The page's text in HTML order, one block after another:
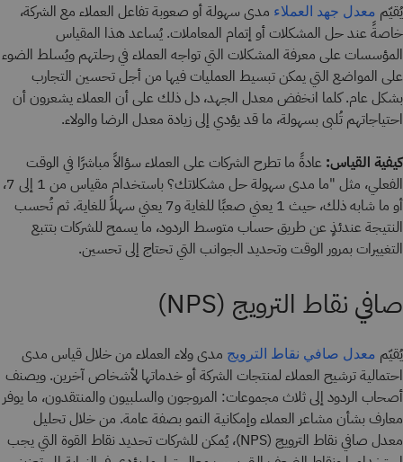
يُقيّم معدل جهد العملاء مدى سهولة أو صعوبة تفاعل العملاء مع الشركة،
خاصةً عند حل المشكلات أو إتمام المعاملات. يُساعد هذا المقياس
المؤسسات على معرفة المشكلات التي تواجه العملاء في رحلتهم ويُسلط الضوء
على المواضع التي يمكن تبسيط العمليات فيها من أجل تحسين التجارب
بشكل عام. كلما انخفض معدل الجهد، دل ذلك على أن العملاء يشعرون أن
احتياجاتهم تُلبى بسهولة، ما قد يؤدي إلى زيادة معدل الرضا والولاء.
كيفية القياس: عادةً ما تطرح الشركات على العملاء سؤالاً مباشرًا في الوقت
الفعلي، مثل "ما مدى سهولة حل مشكلاتك؟ باستخدام مقياس من 1 إلى 7،
أو ما شابه ذلك، حيث 1 يعني صعبًا للغاية و7 يعني سهلاً للغاية. ثم تُحسب
النتيجة عندئذٍ عن طريق حساب متوسط الردود، ما يسمح للشركات بتتبع
التغييرات بمرور الوقت وتحديد الجوانب التي تحتاج إلى تحسين.
صافي نقاط الترويج (NPS)
يُقيّم معدل صافي نقاط الترويج مدى ولاء العملاء من خلال قياس مدى
احتمالية ترشيح العملاء لمنتجات الشركة أو خدماتها لأشخاص آخرين. ويصنف
أصحاب الردود إلى ثلاث مجموعات: المروجون والسلبيون والمنتقدون، ما يوفر
معارف بشأن مشاعر العملاء وإمكانية النمو بصفة عامة. من خلال تحليل
معدل صافي نقاط الترويج (NPS)، يُمكن للشركات تحديد نقاط القوة التي يجب